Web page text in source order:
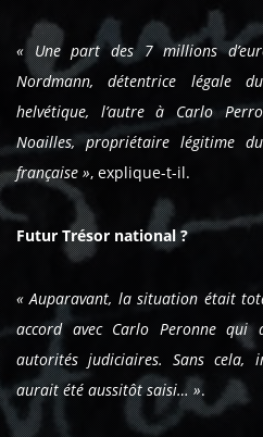
« Une part des 7 millions
Nordmann, détentrice légale
helvétique, l’autre à Carlo
Noailles, propriétaire légitime
française », explique-t-il.
Futur Trésor national ?
« Auparavant, la situation était
accord avec Carlo Peronne
autorités judiciaires. Sans
aurait été aussitôt saisi… ».